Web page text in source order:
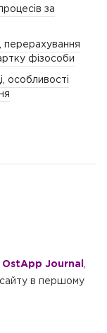
за
перерахування
фізособи
OstApp Journal
сайту в першому